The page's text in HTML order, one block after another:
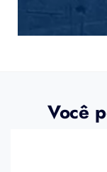
Você